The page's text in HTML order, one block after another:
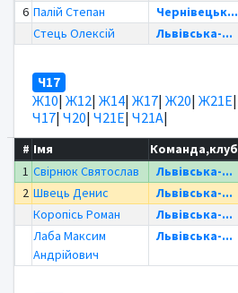
6 Палій Степан Чернівецьк...
Стець Олексій
Львівська-...
Ч17
Ж10| Ж12| Ж14| Ж17| Ж20| Ж21Е|
Ч17| Ч20| Ч21Е| Ч21А|
# Імя Команда,клуб
1 Свірнюк Святослав Львівська-...
2 Швець Денис Львівська-...
Коропісь Роман
Львівська-...
Лаба Максим
Андрійович
Львівська-...